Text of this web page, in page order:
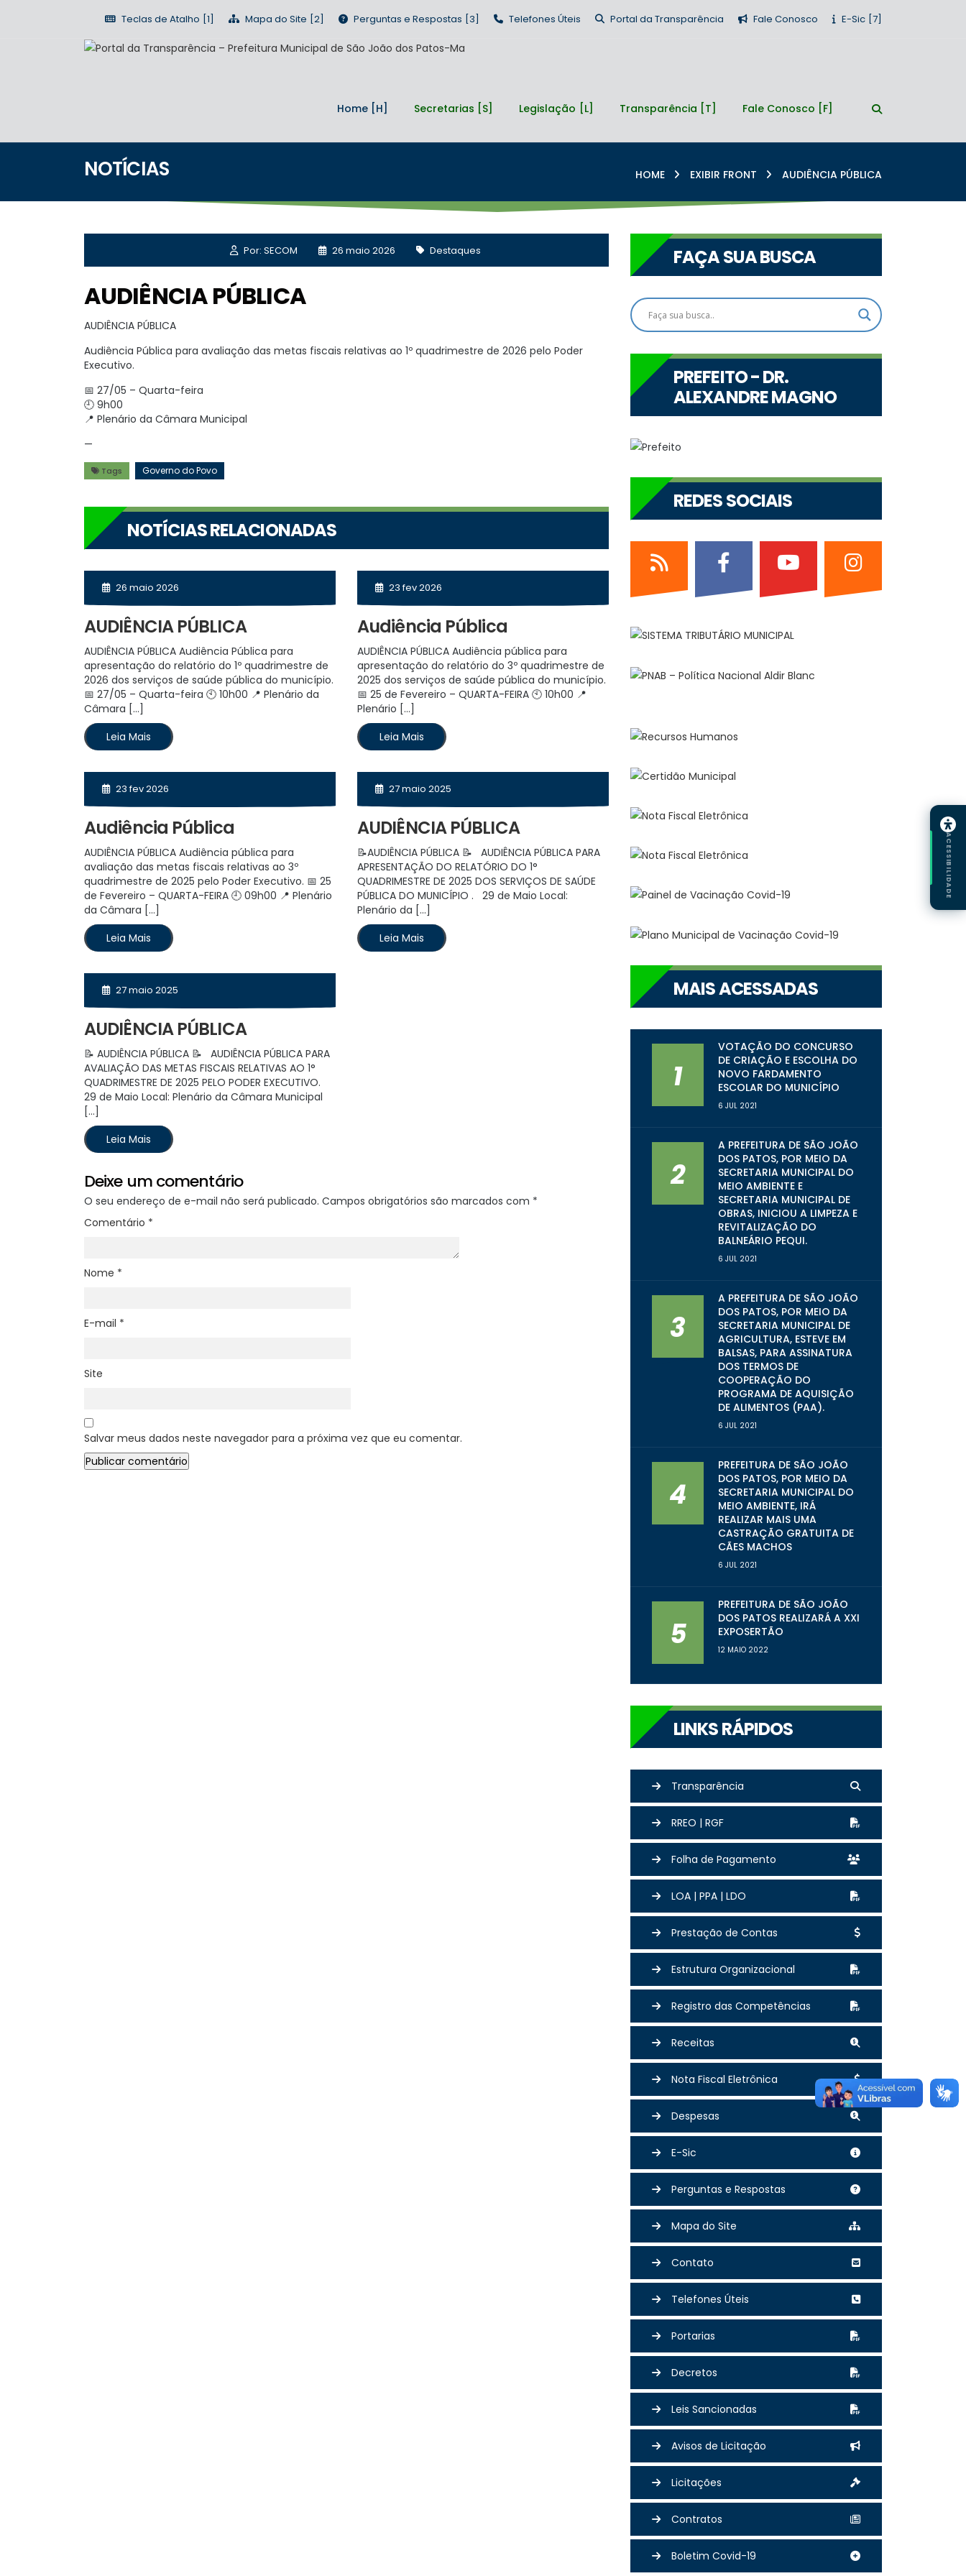
Teclas de Atalho Mapa do Site Perguntas e Respostas Telefones Úteis Portal da Transparência Fale Conosco E-Sic
Home Secretarias Legislação Transparência Fale Conosco
NOTÍCIAS HOME EXIBIR FRONT AUDIÊNCIA PÚBLICA
Por: SECOM 26 maio 2026 Destaques
AUDIÊNCIA PÚBLICA
AUDIÊNCIA PÚBLICA
Audiência Pública para avaliação das metas fiscais relativas ao 1º quadrimestre de 2026 pelo Poder
Executivo.
📅 27/05 – Quarta-feira
🕘 9h00
📍 Plenário da Câmara Municipal
—
Tags Governo do Povo
NOTÍCIAS RELACIONADAS
26 maio 2026
AUDIÊNCIA PÚBLICA
AUDIÊNCIA PÚBLICA Audiência Pública para
apresentação do relatório do 1º quadrimestre de
2026 dos serviços de saúde pública do município.
📅 27/05 – Quarta-feira 🕙 10h00 📍 Plenário da
Câmara […]
Leia Mais
23 fev 2026
Audiência Pública
AUDIÊNCIA PÚBLICA Audiência pública para
apresentação do relatório do 3º quadrimestre de
2025 dos serviços de saúde pública do município.
📅 25 de Fevereiro – QUARTA-FEIRA 🕙 10h00 📍
Plenário […]
Leia Mais
23 fev 2026
Audiência Pública
AUDIÊNCIA PÚBLICA Audiência pública para
avaliação das metas fiscais relativas ao 3º
quadrimestre de 2025 pelo Poder Executivo. 📅 25
de Fevereiro – QUARTA-FEIRA 🕘 09h00 📍 Plenário
da Câmara […]
Leia Mais
27 maio 2025
AUDIÊNCIA PÚBLICA
📝AUDIÊNCIA PÚBLICA 📝 AUDIÊNCIA PÚBLICA PARA
APRESENTAÇÃO DO RELATÓRIO DO 1°
QUADRIMESTRE DE 2025 DOS SERVIÇOS DE SAÚDE
PÚBLICA DO MUNICÍPIO . 29 de Maio Local:
Plenário da […]
Leia Mais
27 maio 2025
AUDIÊNCIA PÚBLICA
📝 AUDIÊNCIA PÚBLICA 📝 AUDIÊNCIA PÚBLICA PARA
AVALIAÇÃO DAS METAS FISCAIS RELATIVAS AO 1°
QUADRIMESTRE DE 2025 PELO PODER EXECUTIVO.
29 de Maio Local: Plenário da Câmara Municipal
[…]
Leia Mais
Deixe um comentário
O seu endereço de e-mail não será publicado. Campos obrigatórios são marcados com *
Comentário *
Nome *
E-mail *
Site
Salvar meus dados neste navegador para a próxima vez que eu comentar.
FAÇA SUA BUSCA
PREFEITO - DR.
ALEXANDRE MAGNO
REDES SOCIAIS
MAIS ACESSADAS
1
VOTAÇÃO DO CONCURSO
DE CRIAÇÃO E ESCOLHA DO
NOVO FARDAMENTO
ESCOLAR DO MUNICÍPIO
6 JUL 2021
2
A PREFEITURA DE SÃO JOÃO
DOS PATOS, POR MEIO DA
SECRETARIA MUNICIPAL DO
MEIO AMBIENTE E
SECRETARIA MUNICIPAL DE
OBRAS, INICIOU A LIMPEZA E
REVITALIZAÇÃO DO
BALNEÁRIO PEQUI.
6 JUL 2021
3
A PREFEITURA DE SÃO JOÃO
DOS PATOS, POR MEIO DA
SECRETARIA MUNICIPAL DE
AGRICULTURA, ESTEVE EM
BALSAS, PARA ASSINATURA
DOS TERMOS DE
COOPERAÇÃO DO
PROGRAMA DE AQUISIÇÃO
DE ALIMENTOS (PAA).
6 JUL 2021
4
PREFEITURA DE SÃO JOÃO
DOS PATOS, POR MEIO DA
SECRETARIA MUNICIPAL DO
MEIO AMBIENTE, IRÁ
REALIZAR MAIS UMA
CASTRAÇÃO GRATUITA DE
CÃES MACHOS
6 JUL 2021
5
PREFEITURA DE SÃO JOÃO
DOS PATOS REALIZARÁ A XXI
EXPOSERTÃO
12 MAIO 2022
LINKS RÁPIDOS
Transparência
RREO | RGF
Folha de Pagamento
LOA | PPA | LDO
Prestação de Contas
Estrutura Organizacional
Registro das Competências
Receitas
Nota Fiscal Eletrônica
Despesas
E-Sic
Perguntas e Respostas
Mapa do Site
Contato
Telefones Úteis
Portarias
Decretos
Leis Sancionadas
Avisos de Licitação
Licitações
Contratos
Boletim Covid-19
ACESSIBILIDADE